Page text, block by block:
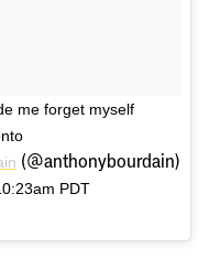
me forget myself
(@anthonybourdain)
PDT